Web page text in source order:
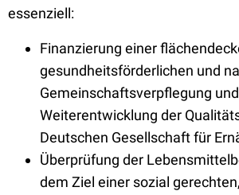
essenziell:
Finanzierung einer
gesundheitsförderlichen und
Gemeinschaftsverpflegung
Weiterentwicklung der
Deutschen Gesellschaft für
Überprüfung der
dem Ziel einer sozial gerechten,